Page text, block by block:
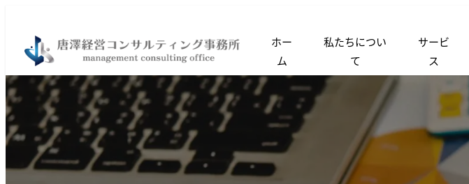
ホー
ム
私たちについ
て
サービ
ス